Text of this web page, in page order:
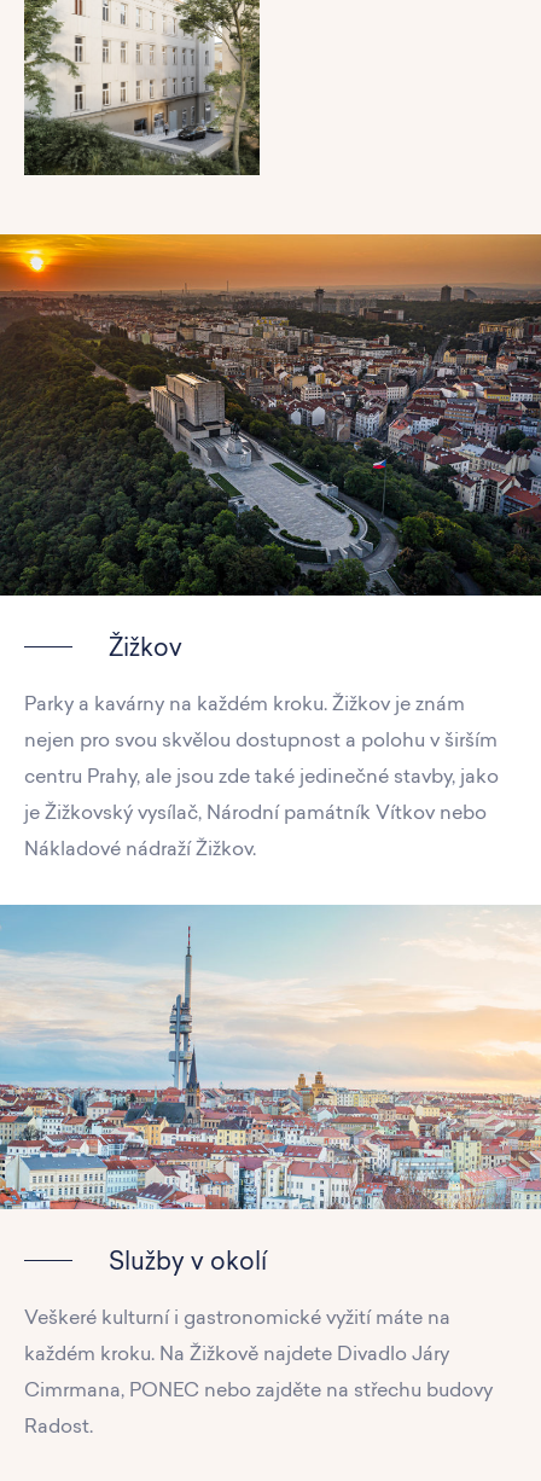
Žižkov
Parky a kavárny na každém kroku. Žižkov je znám
nejen pro svou skvělou dostupnost a polohu v širším
centru Prahy, ale jsou zde také jedinečné stavby, jako
je Žižkovský vysílač, Národní památník Vítkov nebo
Nákladové nádraží Žižkov.
Služby v okolí
Veškeré kulturní i gastronomické vyžití máte na
každém kroku. Na Žižkově najdete Divadlo Járy
Cimrmana, PONEC nebo zajděte na střechu budovy
Radost.